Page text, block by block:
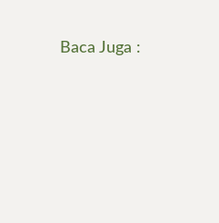
Baca Juga :